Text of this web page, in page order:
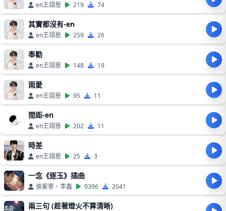
en王翊恩 219 74
其實都沒有-en
en王翊恩 259 26
奉勸
en王翊恩 148 19
雨愛
en王翊恩 95 11
間距-en
en王翊恩 202 11
時差
en王翊恩 25 3
一念《逐玉》插曲
張紫寧、李鑫 9396 2041
兩三句 (趁著燈火不算清晰)